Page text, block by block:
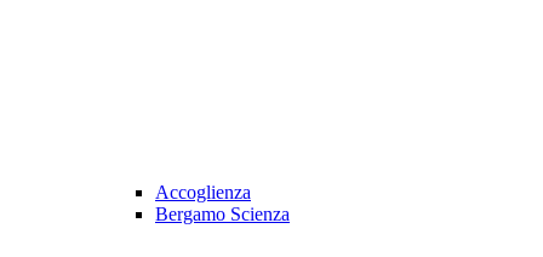
Accoglienza
Bergamo Scienza